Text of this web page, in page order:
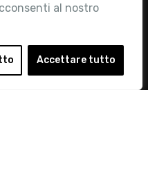
al nostro
Accettare tutto